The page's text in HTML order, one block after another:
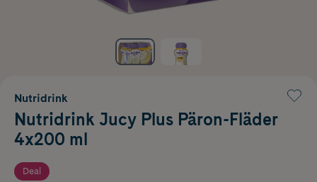
Nutridrink
Nutridrink Jucy Plus Päron-Fläder
4x200 ml
Deal